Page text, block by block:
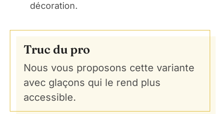
décoration.
Truc du pro
Nous vous proposons cette variante
avec glaçons qui le rend plus
accessible.